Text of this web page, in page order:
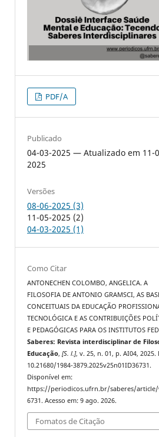
PDF/A
Publicado
04-03-2025 — Atualizado em 11-
2025
Versões
08-06-2025 (3)
11-05-2025 (2)
04-03-2025 (1)
Como Citar
ANTONECHEN COLOMBO, ANGELICA. A
FILOSOFIA DE ANTONIO GRAMSCI, AS
CONCEITUAIS DA EDUCAÇÃO
TECNOLÓGICA E AS CONTRIBUIÇÕES
E PEDAGÓGICAS PARA OS INSTITUTOS
Saberes: Revista interdisciplinar de
Educação,[S. l.], v. 25, n. 01, p. AI04, 2025.
10.21680/1984-3879.2025v25n01ID36731.
Disponível em:
https://periodicos.ufrn.br/saberes/
6731. Acesso em: 9 ago. 2026.
Fomatos de Citação